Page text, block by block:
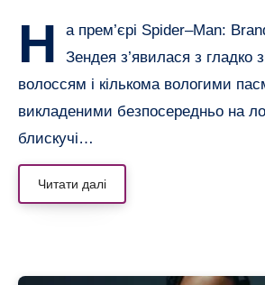
Н
а прем’єрі Spider–Man:
Зендея з’явилася з гладко
волоссям і кількома вологими
викладеними безпосередньо на
блискучі…
Читати далі